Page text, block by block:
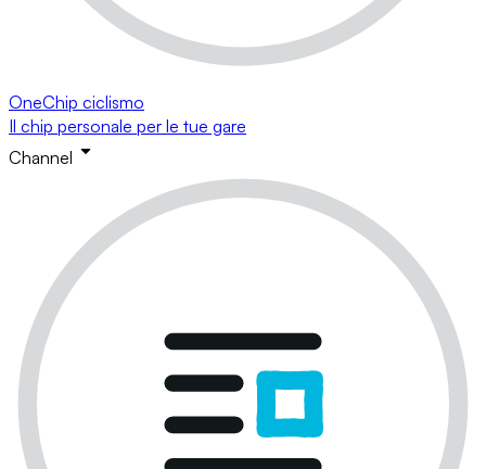
OneChip ciclismo
Il chip personale per le tue gare
Channel